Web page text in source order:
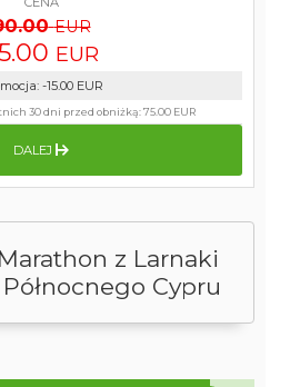
z Larnaki
Cypru
EUR
EUR
: -15.00 EUR
30 dni przed obniżką:75.00 EUR
DALEJ